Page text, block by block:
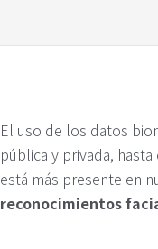
El uso de los datos
pública y privada,
está más presente en
reconocimientos